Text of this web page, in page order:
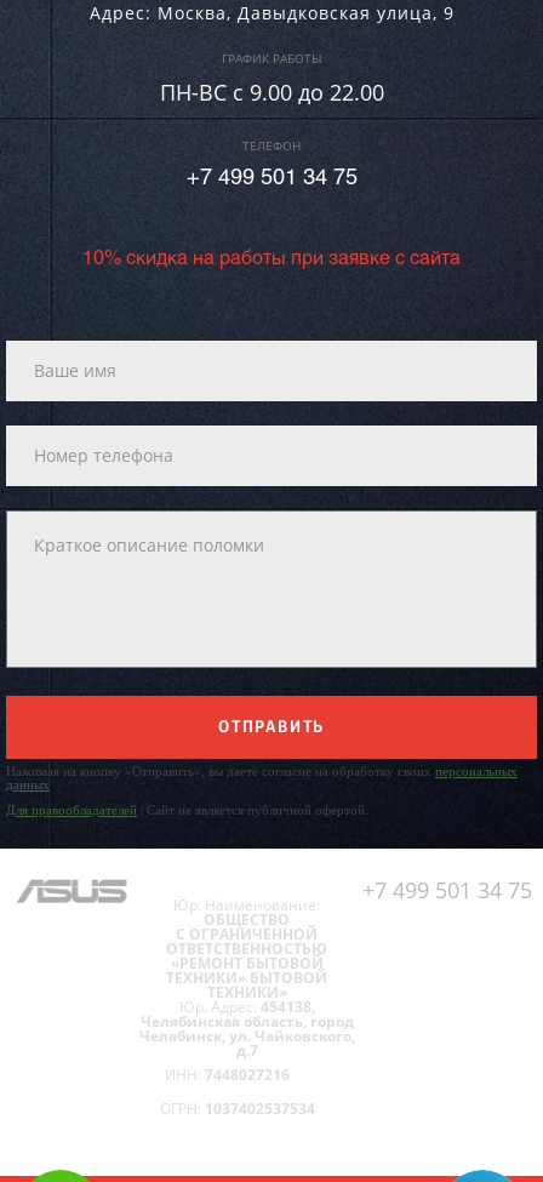
Адрес: Москва, Давыдковская улица, 9
ГРАФИК РАБОТЫ
ПН-ВC c 9.00 до 22.00
ТЕЛЕФОН
+7 499 501 34 75
10% скидка на работы при заявке с сайта
ОТПРАВИТЬ
Нажимая на кнопку «Отправить», вы даете согласие на обработку своих персональных
данных
Для правообладателей | Сайт не является публичной офертой.
+7 499 501 34 75
Юр. Наименование:
ОБЩЕСТВО
С ОГРАНИЧЕННОЙ
ОТВЕТСТВЕННОСТЬЮ
«РЕМОНТ БЫТОВОЙ
ТЕХНИКИ» БЫТОВОЙ
ТЕХНИКИ»
Юр. Адрес: 454138,
Челябинская область, город
Челябинск, ул. Чайковского,
д.7
ИНН: 7448027216
ОГРН: 1037402537534